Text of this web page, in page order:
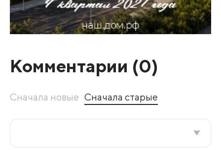
Комментарии (0)
Сначала новые Сначала старые